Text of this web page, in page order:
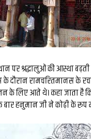
पर श्रद्धालुओं की आस्था
के दौरान रामचरितमानस के
के लिए आते थे। कहा जाता है
बार हनुमान जी ने कोढ़ी के रूप